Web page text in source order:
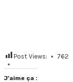
Post Views: 762
J’aime ça :